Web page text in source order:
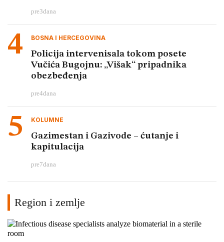
pre3dana
BOSNA I HERCEGOVINA
Policija intervenisala tokom posete
Vučića Bugojnu: „Višak“ pripadnika
obezbeđenja
pre4dana
KOLUMNE
Gazimestan i Gazivode – ćutanje i
kapitulacija
pre7dana
Region i zemlje